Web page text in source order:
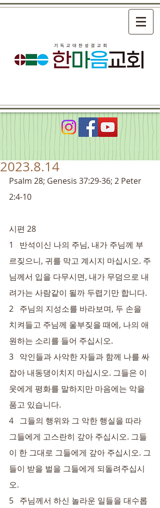
2023.8.14
Psalm 28; Genesis 37:29-36; 2 Peter
2:4-10
시편 28
1   반석이신 나의 주님, 내가 주님께 부
르짖으니, 귀를 막고 계시지 마십시오. 주
님께서 입을 다무시면, 내가 무덤으로 내
려가는 사람같이 될까 두렵기만 합니다.
2   주님의 지성소를 바라보며, 두 손을
치켜들고 주님께 울부짖을 때에, 나의 애
원하는 소리를 들어 주십시오.
3   악인들과 사악한 자들과 함께 나를 싸
잡아 내동댕이치지 마십시오. 그들은 이
웃에게 평화를 말하지만 마음에는 악을
품고 있습니다.
4   그들의 행위와 그 악한 행실을 따라
그들에게 고스란히 갚아 주십시오. 그들
이 한 그대로 그들에게 갚아 주십시오. 그
들이 받을 벌을 그들에게 되돌려주십시
오.
5   주님께서 하신 놀라운 일들을 대수롭